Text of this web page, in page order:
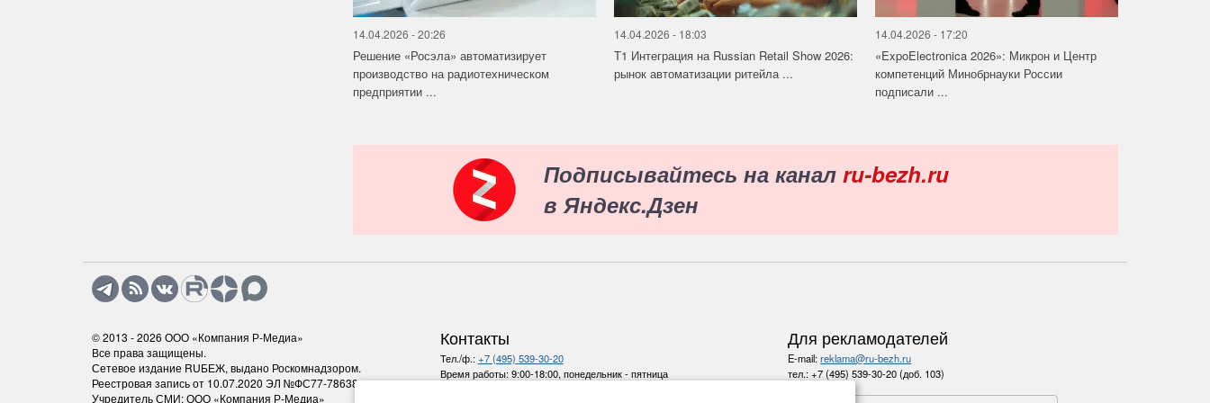
14.04.2026 - 20:26
Решение «Росэла» автоматизирует
производство на радиотехническом
предприятии ...
14.04.2026 - 18:03
Т1 Интеграция на Russian Retail Show 2026:
рынок автоматизации ритейла ...
14.04.2026 - 17:20
«ExpoElectronica 2026»: Микрон и Центр
компетенций Минобрнауки России
подписали ...
Подписывайтесь на канал ru-bezh.ru
в Яндекс.Дзен
© 2013 - 2026 ООО «Компания Р-Медиа»
Все права защищены.
Сетевое издание RUБЕЖ, выдано Роскомнадзором.
Реестровая запись от 10.07.2020 ЭЛ №ФС77-78638
Учредитель СМИ: ООО «Компания Р-Медиа»
Контакты
Тел./ф.:+7 (495) 539-30-20
Время работы:9:00-18:00, понедельник - пятница
Для рекламодателей
E-mail:reklama@ru-bezh.ru
тел.:+7 (495) 539-30-20 (доб. 103)